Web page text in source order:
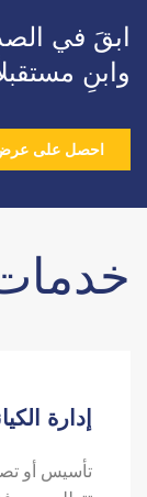
ابقَ في
وابنِ
احصل على
إدارة
تأسيس أو